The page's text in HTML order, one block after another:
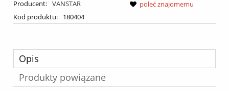
Producent: VANSTAR
Kod produktu:
180404
poleć znajomemu
Opis
Produkty powiązane